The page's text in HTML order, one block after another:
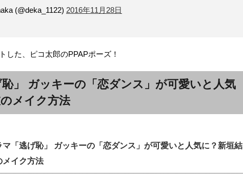
(@deka_1122) 2016年11月28日
した、ピコ太郎のPPAPポーズ！
恥」 ガッキーの「恋ダンス」が可愛いと人気
メイク方法
マ「逃げ恥」 ガッキーの「恋ダンス」が可愛いと人気に？新垣結
メイク方法